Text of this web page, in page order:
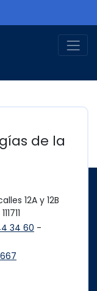
de la
12A y 12B
34 60 -